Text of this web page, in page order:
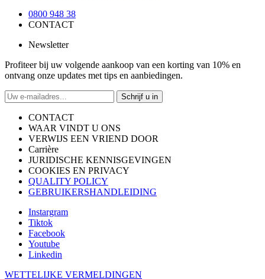
0800 948 38
CONTACT
Newsletter
Profiteer bij uw volgende aankoop van een korting van 10% en
ontvang onze updates met tips en aanbiedingen.
Schrijf u in
CONTACT
WAAR VINDT U ONS
VERWIJS EEN VRIEND DOOR
Carrière
JURIDISCHE KENNISGEVINGEN
COOKIES EN PRIVACY
QUALITY POLICY
GEBRUIKERSHANDLEIDING
Instargram
Tiktok
Facebook
Youtube
Linkedin
WETTELIJKE VERMELDINGEN